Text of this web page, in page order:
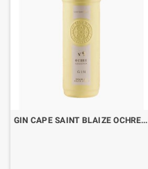
GIN CAPE SAINT BLAIZE OCHRE N°9 CL.70 LIMITED EDITION